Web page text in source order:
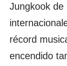
Jungkook de
récord
encendido